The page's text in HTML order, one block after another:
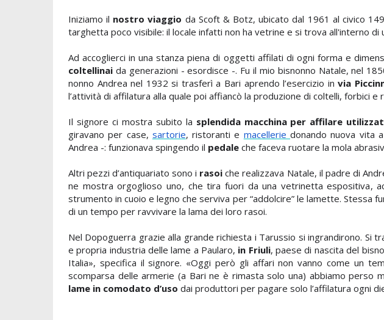
Iniziamo il nostro viaggio da Scoft & Botz, ubicato dal 1961 al civico
targhetta poco visibile: il locale infatti non ha vetrine e si trova all'interno di
Ad accoglierci in una stanza piena di oggetti affilati di ogni forma e
coltellinai da generazioni - esordisce -. Fu il mio bisnonno Natale, nel
nonno Andrea nel 1932 si trasferì a Bari aprendo l’esercizio invia
l’attività di affilatura alla quale poi affiancò la produzione di coltelli, forbici e
Il signore ci mostra subito la splendida macchina per affilare
giravano per case, sartorie, ristoranti e macelleriedonando nuova vita
Andrea -: funzionava spingendo il pedale che faceva ruotare la mola
Altri pezzi d’antiquariato sono i rasoiche realizzava Natale, il padre di
ne mostra orgoglioso uno, che tira fuori da una vetrinetta espositiva,
strumento in cuoio e legno che serviva per “addolcire” le lamette. Stessa
di un tempo per ravvivare la lama dei loro rasoi.
Nel Dopoguerra grazie alla grande richiesta i Tarussio si ingrandirono. Si
e propria industria delle lame a Paularo, in Friuli, paese di nascita del
Italia», specifica il signore. «Oggi però gli affari non vanno come un
scomparsa delle armerie (a Bari ne è rimasta solo una) abbiamo perso
lame in comodato d’uso dai produttori per pagare solo l’affilatura ogni